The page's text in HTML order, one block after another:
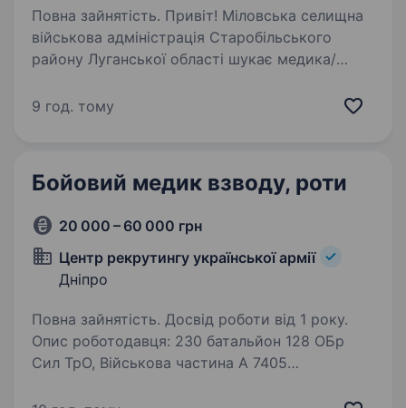
Повна зайнятість. Привіт! Міловська селищна
військова адміністрація Старобільського
району Луганської області шукає медика/
оборони України. Якщо ти відчуваєш
9 год. тому
Бойовий медик взводу, роти
20 000 – 60 000 грн
Центр рекрутингу української армії
Дніпро
Повна зайнятість. Досвід роботи від 1 року.
Опис роботодавця: 230 батальйон 128 ОБр
Сил ТрО, Військова частина А 7405